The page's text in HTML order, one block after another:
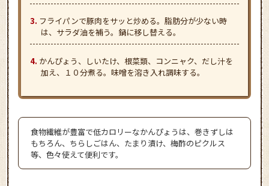
フライパンで豚肉をサッと炒める。脂肪分が少ない時
は、サラダ油を補う。鍋に移し替える。
かんぴょう、しいたけ、根菜類、コンニャク、だし汁を
加え、１０分煮る。味噌を溶き入れ調味する。
食物繊維が豊富で低カロリーなかんぴょうは、巻きずしは
もちろん、ちらしごはん、たまり漬け、梅酢のピクルス
等、色々使えて便利です。